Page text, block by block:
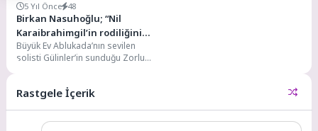
5 Yıl Önce 48
Birkan Nasuhoğlu; “Nil
Karaibrahimgil’in rodiliğini
yaptım.”
Büyük Ev Ablukada’nın sevilen
solisti Gülinler’in sunduğu Zorlu
Rastgele İçerik